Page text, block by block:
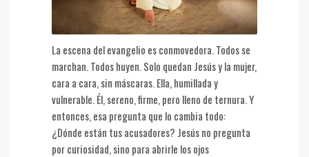
La escena del evangelio es conmovedora. Todos se
marchan. Todos huyen. Solo quedan Jesús y la mujer,
cara a cara, sin máscaras. Ella, humillada y
vulnerable. Él, sereno, firme, pero lleno de ternura. Y
entonces, esa pregunta que lo cambia todo:
¿Dónde están tus acusadores? Jesús no pregunta
por curiosidad, sino para abrirle los ojos